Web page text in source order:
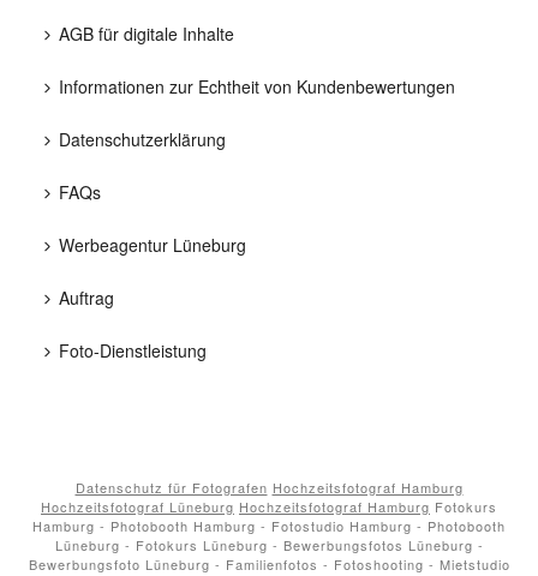
AGB für digitale Inhalte
Informationen zur Echtheit von Kundenbewertungen
Datenschutzerklärung
FAQs
Werbeagentur Lüneburg
Auftrag
Foto-Dienstleistung
Datenschutz für Fotografen Hochzeitsfotograf Hamburg
Hochzeitsfotograf Lüneburg Hochzeitsfotograf Hamburg Fotokurs
Hamburg - Photobooth Hamburg - Fotostudio Hamburg - Photobooth
Lüneburg - Fotokurs Lüneburg - Bewerbungsfotos Lüneburg -
Bewerbungsfoto Lüneburg - Familienfotos - Fotoshooting - Mietstudio